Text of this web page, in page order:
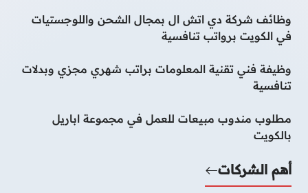
وظائف شركة دي اتش ال بمجال الشحن واللوجستيات
في الكويت برواتب تنافسية
وظيفة فني تقنية المعلومات براتب شهري مجزي وبدلات
تنافسية
مطلوب مندوب مبيعات للعمل في مجموعة اباريل
بالكويت
أهم الشركات